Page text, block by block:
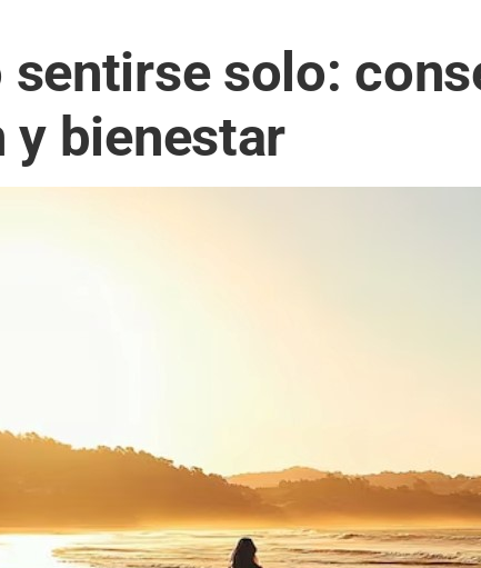
sentirse solo:
y bienestar